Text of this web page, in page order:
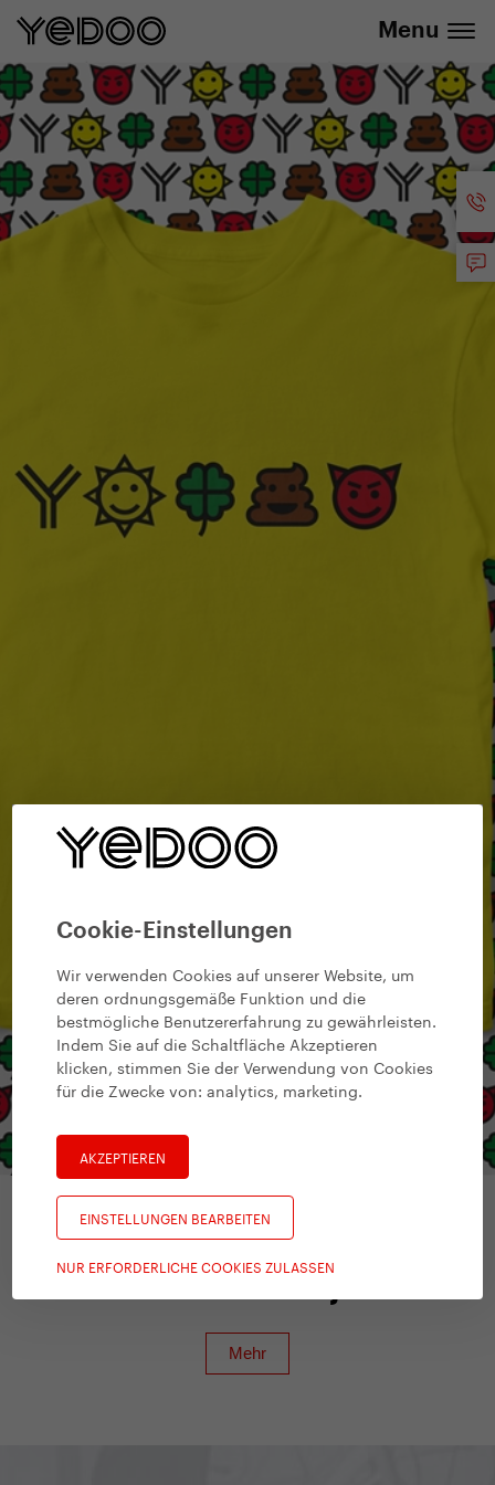
Cookie-Einstellungen
Wir verwenden Cookies auf unserer Website, um
deren ordnungsgemäße Funktion und die
bestmögliche Benutzererfahrung zu gewährleisten.
Indem Sie auf die Schaltfläche Akzeptieren
klicken, stimmen Sie der Verwendung von Cookies
für die Zwecke von:analytics, marketing.
AKZEPTIEREN
EINSTELLUNGEN BEARBEITEN
NUR ERFORDERLICHE COOKIES ZULASSEN
Menu